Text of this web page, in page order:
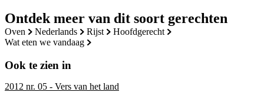
Ontdek meer van dit soort gerechten
oven nederlands rijst
hoofdgerecht
wat eten we vandaag
Ook te zien in
2012 nr. 05 - Vers van het land